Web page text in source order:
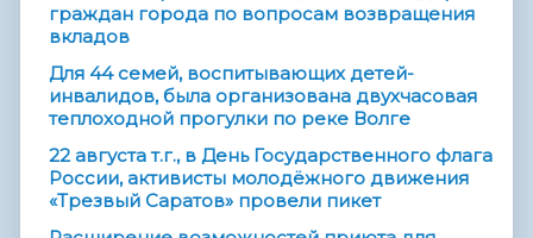
граждан города по вопросам возвращения
вкладов
Для 44 семей, воспитывающих детей-
инвалидов, была организована двухчасовая
теплоходной прогулки по реке Волге
22 августа т.г., в День Государственного флага
России, активисты молодёжного движения
«Трезвый Саратов» провели пикет